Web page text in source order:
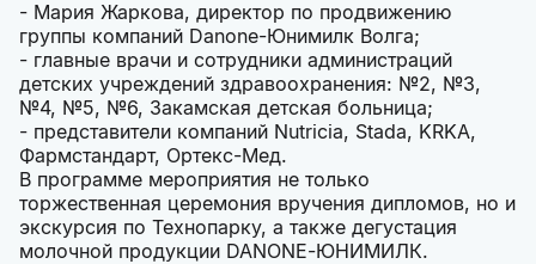
- Мария Жаркова, директор по продвижению
группы компаний Danone-Юнимилк Волга;
- главные врачи и сотрудники администраций
детских учреждений здравоохранения: №2, №3,
№4, №5, №6, Закамская детская больница;
- представители компаний Nutricia, Stada, KRKA,
Фармстандарт, Ортекс-Мед.
В программе мероприятия не только
торжественная церемония вручения дипломов, но и
экскурсия по Технопарку, а также дегустация
молочной продукции DANONE-ЮНИМИЛК.